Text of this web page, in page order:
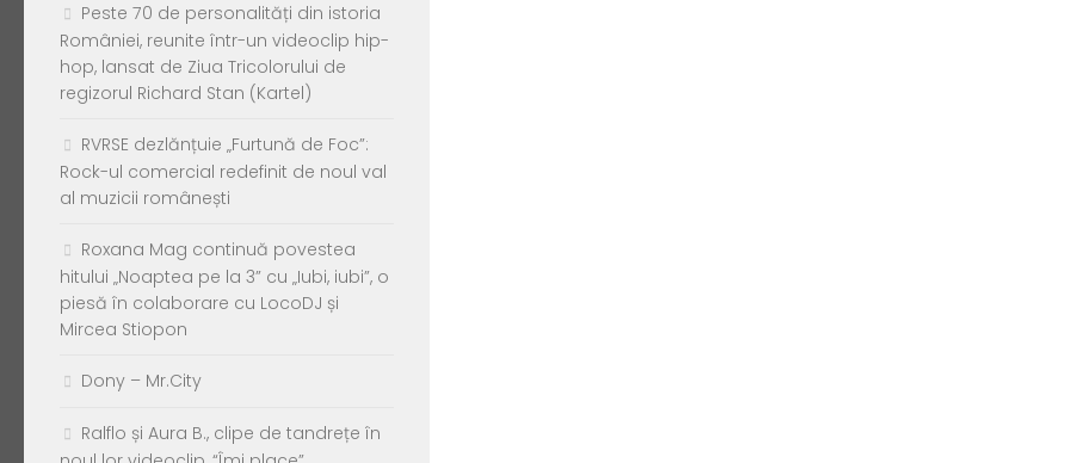
Peste 70 de personalități din istoria
României, reunite într-un videoclip hip-
hop, lansat de Ziua Tricolorului de
regizorul Richard Stan (Kartel)
RVRSE dezlănțuie „Furtună de Foc”:
Rock-ul comercial redefinit de noul val
al muzicii românești
Roxana Mag continuă povestea
hitului „Noaptea pe la 3” cu „Iubi, iubi”, o
piesă în colaborare cu LocoDJ și
Mircea Stiopon
Dony – Mr.City
Ralflo și Aura B., clipe de tandrețe în